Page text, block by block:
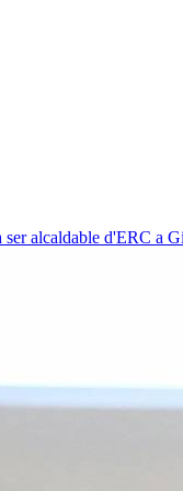
alcaldable d'ERC a